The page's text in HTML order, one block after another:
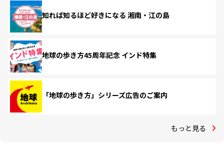
知れば知るほど好きになる 湘南・江の島
地球の歩き方45周年記念 インド特集
「地球の歩き方」シリーズ広告のご案内
もっと見る